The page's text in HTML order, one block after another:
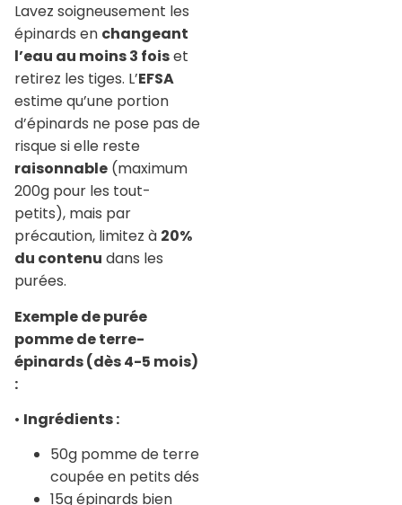
Lavez soigneusement les
épinards en changeant
l’eau au moins 3 foiset
retirez les tiges. L’EFSA
estime qu’une portion
d’épinards ne pose pas de
risque si elle reste
raisonnable (maximum
200g pour les tout-
petits), mais par
précaution, limitez à 20%
du contenu dans les
purées.
Exemple de purée
pomme de terre-
épinards (dès 4-5 mois)
:
• Ingrédients :
50g pomme de terre
coupée en petits dés
15g épinards bien